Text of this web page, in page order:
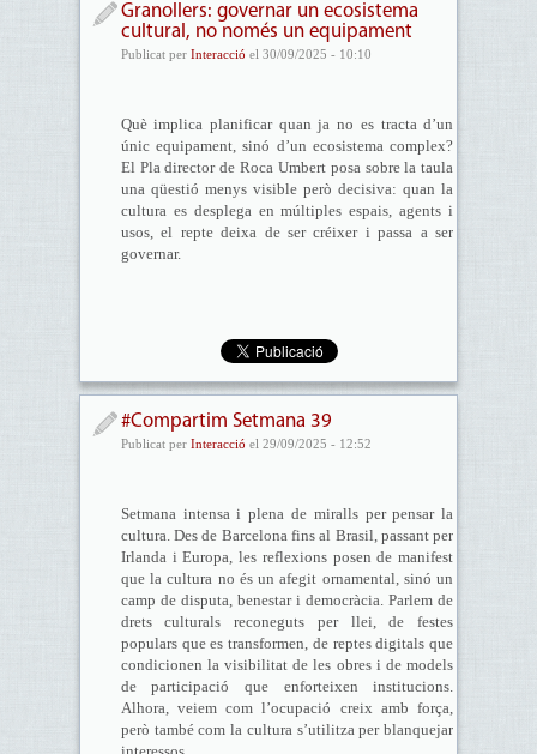
Granollers: governar un ecosistema
cultural, no només un equipament
Publicat per Interacció el 30/09/2025 - 10:10
Què implica planificar quan ja no es tracta d’un
únic equipament, sinó d’un ecosistema complex?
El Pla director de Roca Umbert posa sobre la taula
una qüestió menys visible però decisiva: quan la
cultura es desplega en múltiples espais, agents i
usos, el repte deixa de ser créixer i passa a ser
governar.
#Compartim Setmana 39
Publicat per Interacció el 29/09/2025 - 12:52
Setmana intensa i plena de miralls per pensar la
cultura. Des de Barcelona fins al Brasil, passant per
Irlanda i Europa, les reflexions posen de manifest
que la cultura no és un afegit ornamental, sinó un
camp de disputa, benestar i democràcia. Parlem de
drets culturals reconeguts per llei, de festes
populars que es transformen, de reptes digitals que
condicionen la visibilitat de les obres i de models
de participació que enforteixen institucions.
Alhora, veiem com l’ocupació creix amb força,
però també com la cultura s’utilitza per blanquejar